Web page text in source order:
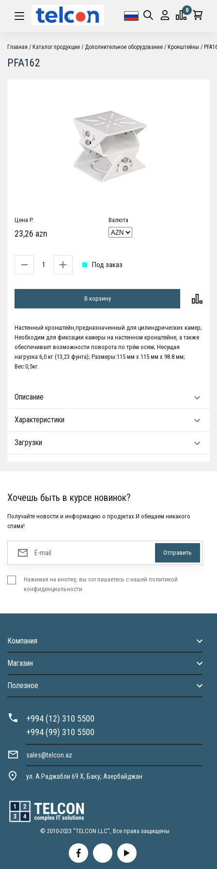
0
Главная Каталог продукции Дополнительное оборудование Кронштейны
PFA162
Цена P.
23,26 azn
Валюта
Под заказ
В корзину
Настенный кронштейн,предназначенный для цилиндрических камер;
Необходим для фиксации камеры на настенном кронштейне, а также
обеспечивает возможности поворота по трём осям; Несущая
нагрузка:6,0 кг (13,23 фунта); Размеры:115 мм x 115 мм x 98.8 мм;
Вес:0,5кг.
Описание
Характеристики
Загрузки
Хочешь быть в курсе новинок?
Получайте новости и информацию о продуктах.И обещаем никакого
спама!
Нажимая на кнопку, вы соглашаетесь с нашей политикой
конфиденциальности
Компания
Магазин
Полезное
+994 (12) 310 5500
+994 (99) 310 5500
sales@telcon.az
ул. А.Раджабли 69 X, Баку, Азербайджан
© 2010-2023 "TELCON LLC", Все права защищены